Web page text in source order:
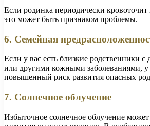
Если родинка периодически кровоточит
это может быть признаком проблемы.
6. Семейная
Если у вас есть близкие родственники с
или другими кожными заболеваниями, у
повышенный риск развития опасных
7. Солнечное облучение
Избыточное солнечное облучение